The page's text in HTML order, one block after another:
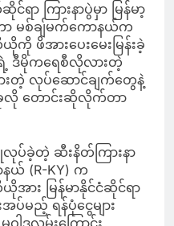
ကြားနာပွဲမှာ မြန်မာ့
မစ်ချ်မက်ကောနယ်က
ကို ဖိအားပေးမေးမြန်းခဲ့
ရဲ့ ဒီမိုကရေစီလိုလားတဲ့
တဲ့ လုပ်ဆောင်ချက်တွေနဲ့
လို တောင်းဆိုလိုက်တာ
ပ်ခဲ့တဲ့ ဆီးနိတ်ကြားနာ
ယ် (R-KY) က
ယိုအား မြန်မာနိုင်ငံဆိုင်ရာ
ပ်မည့် ရန်ပုံငွေများ